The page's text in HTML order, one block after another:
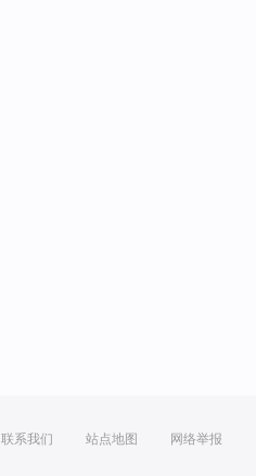
联系我们 站点地图 网络举报